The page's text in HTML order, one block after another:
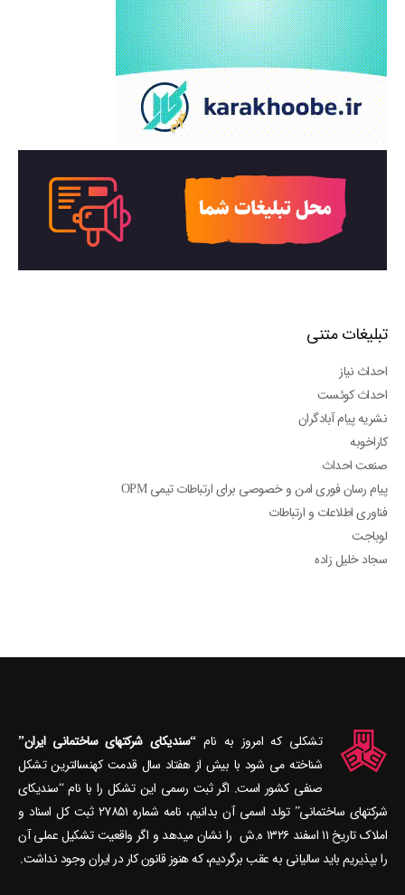
تبلیغات متنی
احداث نیاز
احداث کوئست
نشریه پیام آبادگران
کاراخوبه
صنعت احداث
پیام رسان فوری امن و خصوصی برای ارتباطات تیمی OPM
فناوری اطلاعات و ارتباطات
لوباجت
سجاد خلیل زاده
تشکلی که امروز به نام“سندیکای شرکتهای ساختمانی ایران”
شناخته می‎ شود با بیش از هفتاد سال قدمت کهنسال‎ترین تشکل
صنفی کشور است. اگر ثبت رسمی این تشکل را با نام “سندیکای
شرکتهای ساختمانی” تولد اسمی آن بدانیم، نامه شماره ۲۷۸۵۱ ثبت کل اسناد و
املاک تاریخ ۱۱ اسفند ۱۳۲۶ ه.ش را نشان می‎دهد و اگر واقعیت تشکیل عملی آن
را بپذیریم باید سالیانی به عقب برگردیم، که هنوز قانون کار در ایران وجود نداشت.